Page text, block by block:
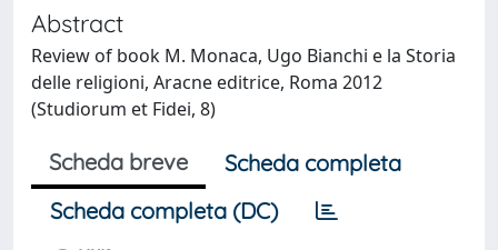
Abstract
Review of book M. Monaca, Ugo Bianchi e la Storia
delle religioni, Aracne editrice, Roma 2012
(Studiorum et Fidei, 8)
Scheda breve
Scheda completa
Scheda completa (DC)